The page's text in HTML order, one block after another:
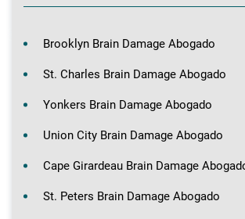
Brooklyn Brain Damage Abogado
St. Charles Brain Damage Abogado
Yonkers Brain Damage Abogado
Union City Brain Damage Abogado
Cape Girardeau Brain Damage
St. Peters Brain Damage Abogado